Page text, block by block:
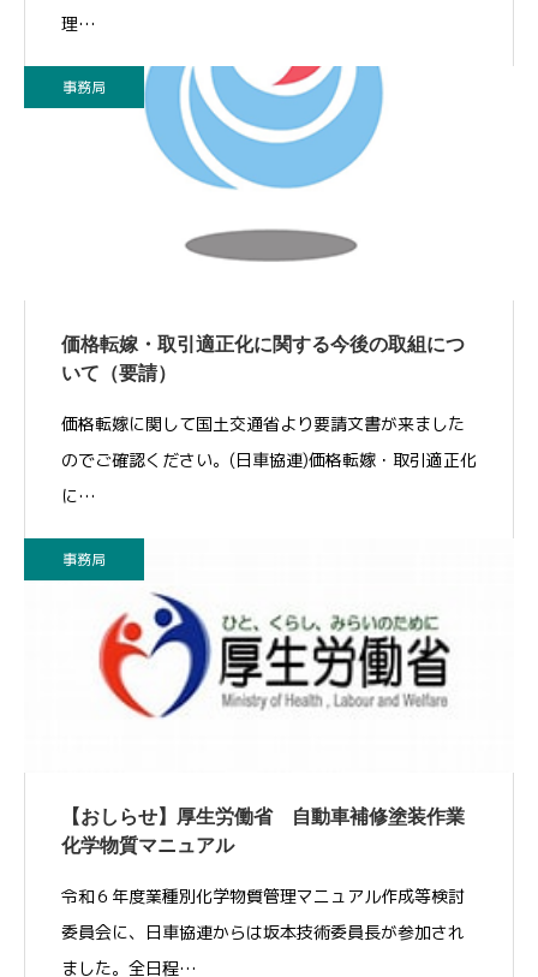
理…
事務局
価格転嫁・取引適正化に関する今後の取組につ
いて（要請）
価格転嫁に関して国土交通省より要請文書が来ました
のでご確認ください。(日車協連)価格転嫁・取引適正化
に…
事務局
【おしらせ】厚生労働省 自動車補修塗装作業
化学物質マニュアル
令和６年度業種別化学物質管理マニュアル作成等検討
委員会に、日車協連からは坂本技術委員長が参加され
ました。全日程…